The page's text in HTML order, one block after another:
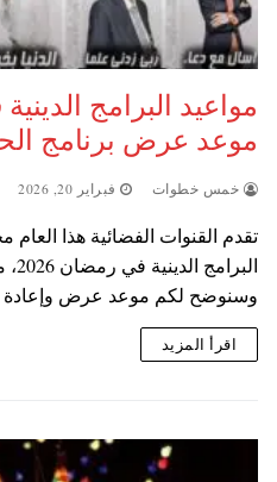
موعد عرض برنامج
خمس خطوات فبراير 20, 2026
تقدم القنوات الفضائية هذا
وسنوضح لكم موعد عرض وإعادة
اقرأ المزيد